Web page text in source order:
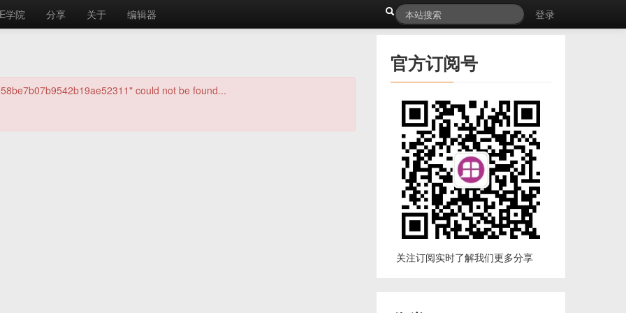
学院 分享 关于 编辑器 登录
could not be found...
官方订阅号
关注订阅实时了解我们更多分享